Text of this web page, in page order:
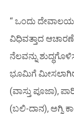
“ ಒಂದು
ವಿಧಿವತ್ತಾದ
ನೆಲವನ್ನು
ಭೂಮಿಗೆ
(ವಾಸ್ತು ಪೂಜಾ),
(ಬಲಿ-ದಾನ), ಅಗ್ನಿ